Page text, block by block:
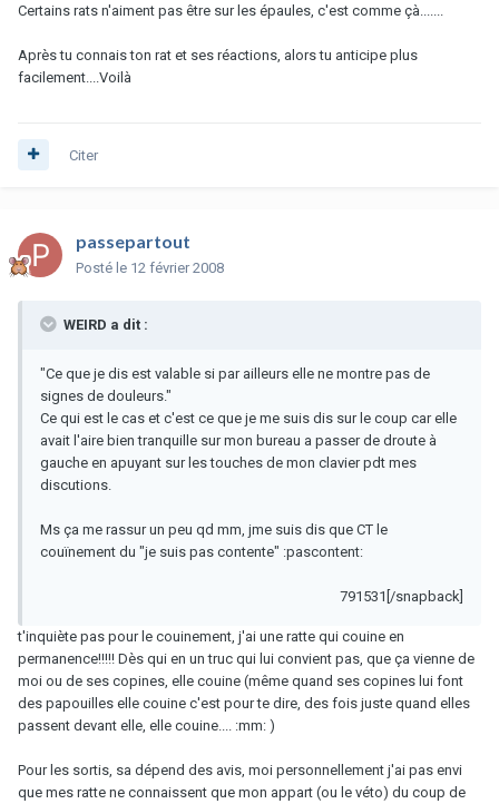
Certains rats n'aiment pas être sur les épaules, c'est comme çà.......
Après tu connais ton rat et ses réactions, alors tu anticipe plus
facilement....Voilà
Citer
passepartout
Posté le 12 février 2008
WEIRD a dit :
"Ce que je dis est valable si par ailleurs elle ne montre pas de
signes de douleurs."
Ce qui est le cas et c'est ce que je me suis dis sur le coup car elle
avait l'aire bien tranquille sur mon bureau a passer de droute à
gauche en apuyant sur les touches de mon clavier pdt mes
discutions.
Ms ça me rassur un peu qd mm, jme suis dis que CT le
couïnement du "je suis pas contente" :pascontent:
791531[/snapback]
t'inquiète pas pour le couinement, j'ai une ratte qui couine en
permanence!!!!! Dès qui en un truc qui lui convient pas, que ça vienne de
moi ou de ses copines, elle couine (même quand ses copines lui font
des papouilles elle couine c'est pour te dire, des fois juste quand elles
passent devant elle, elle couine.... :mm: )
Pour les sortis, sa dépend des avis, moi personnellement j'ai pas envi
que mes ratte ne connaissent que mon appart (ou le véto) du coup de